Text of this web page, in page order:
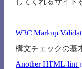
してくれるサイト
W3C Markup
構文チェックの基
Another HTML-lint